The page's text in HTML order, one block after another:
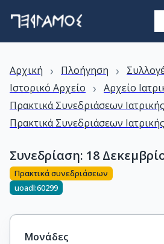
Αρχική › Πλοήγηση ›
Ιστορικό Αρχείο › Αρχείο
Πρακτικά Συνεδριάσεων
Πρακτικά Συνεδριάσεων
Συνεδρίαση: 18
Πρακτικά συνεδριάσεων
uoadl:60299
Μονάδες